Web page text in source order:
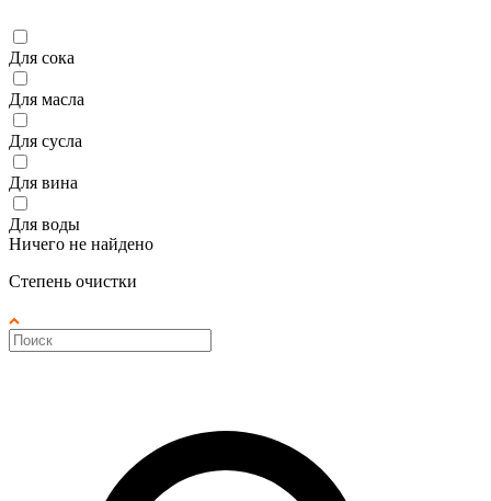
Для сока
Для масла
Для сусла
Для вина
Для воды
Ничего не найдено
Степень очистки